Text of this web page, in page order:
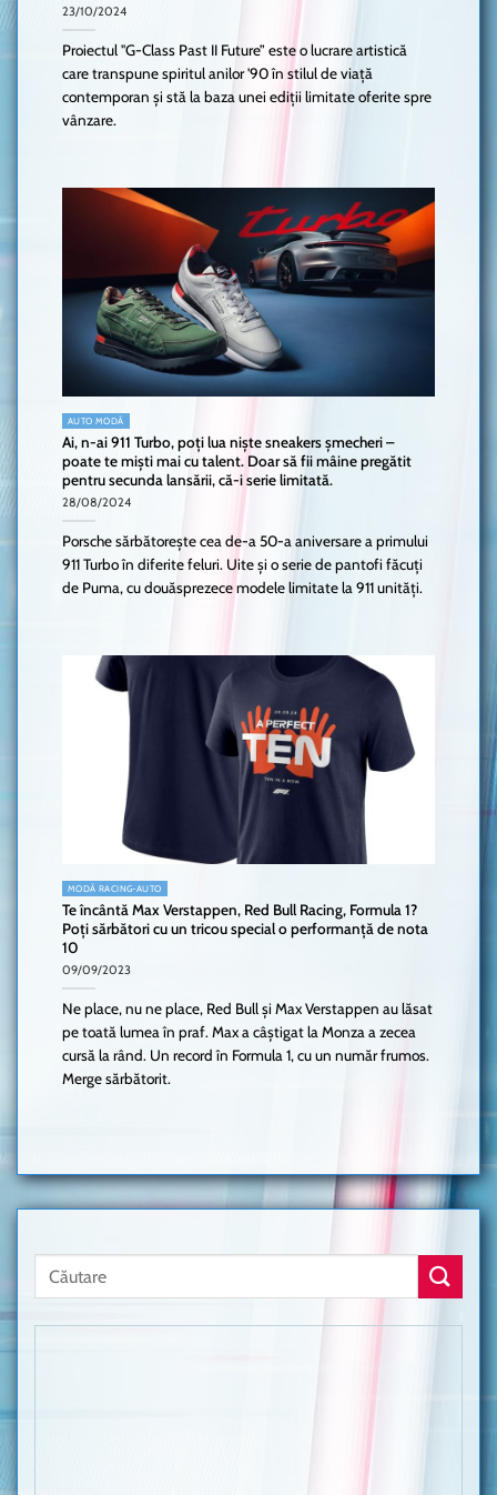
23/10/2024
Proiectul "G-Class Past II Future” este o lucrare artistică
care transpune spiritul anilor '90 în stilul de viață
contemporan și stă la baza unei ediții limitate oferite spre
vânzare.
AUTO MODĂ
Ai, n-ai 911 Turbo, poți lua niște sneakers șmecheri –
poate te miști mai cu talent. Doar să fii mâine pregătit
pentru secunda lansării, că-i serie limitată.
28/08/2024
Porsche sărbătorește cea de-a 50-a aniversare a primului
911 Turbo în diferite feluri. Uite și o serie de pantofi făcuți
de Puma, cu douăsprezece modele limitate la 911 unități.
MODĂ RACING-AUTO
Te încântă Max Verstappen, Red Bull Racing, Formula 1?
Poți sărbători cu un tricou special o performanță de nota
10
09/09/2023
Ne place, nu ne place, Red Bull și Max Verstappen au lăsat
pe toată lumea în praf. Max a câștigat la Monza a zecea
cursă la rând. Un record în Formula 1, cu un număr frumos.
Merge sărbătorit.